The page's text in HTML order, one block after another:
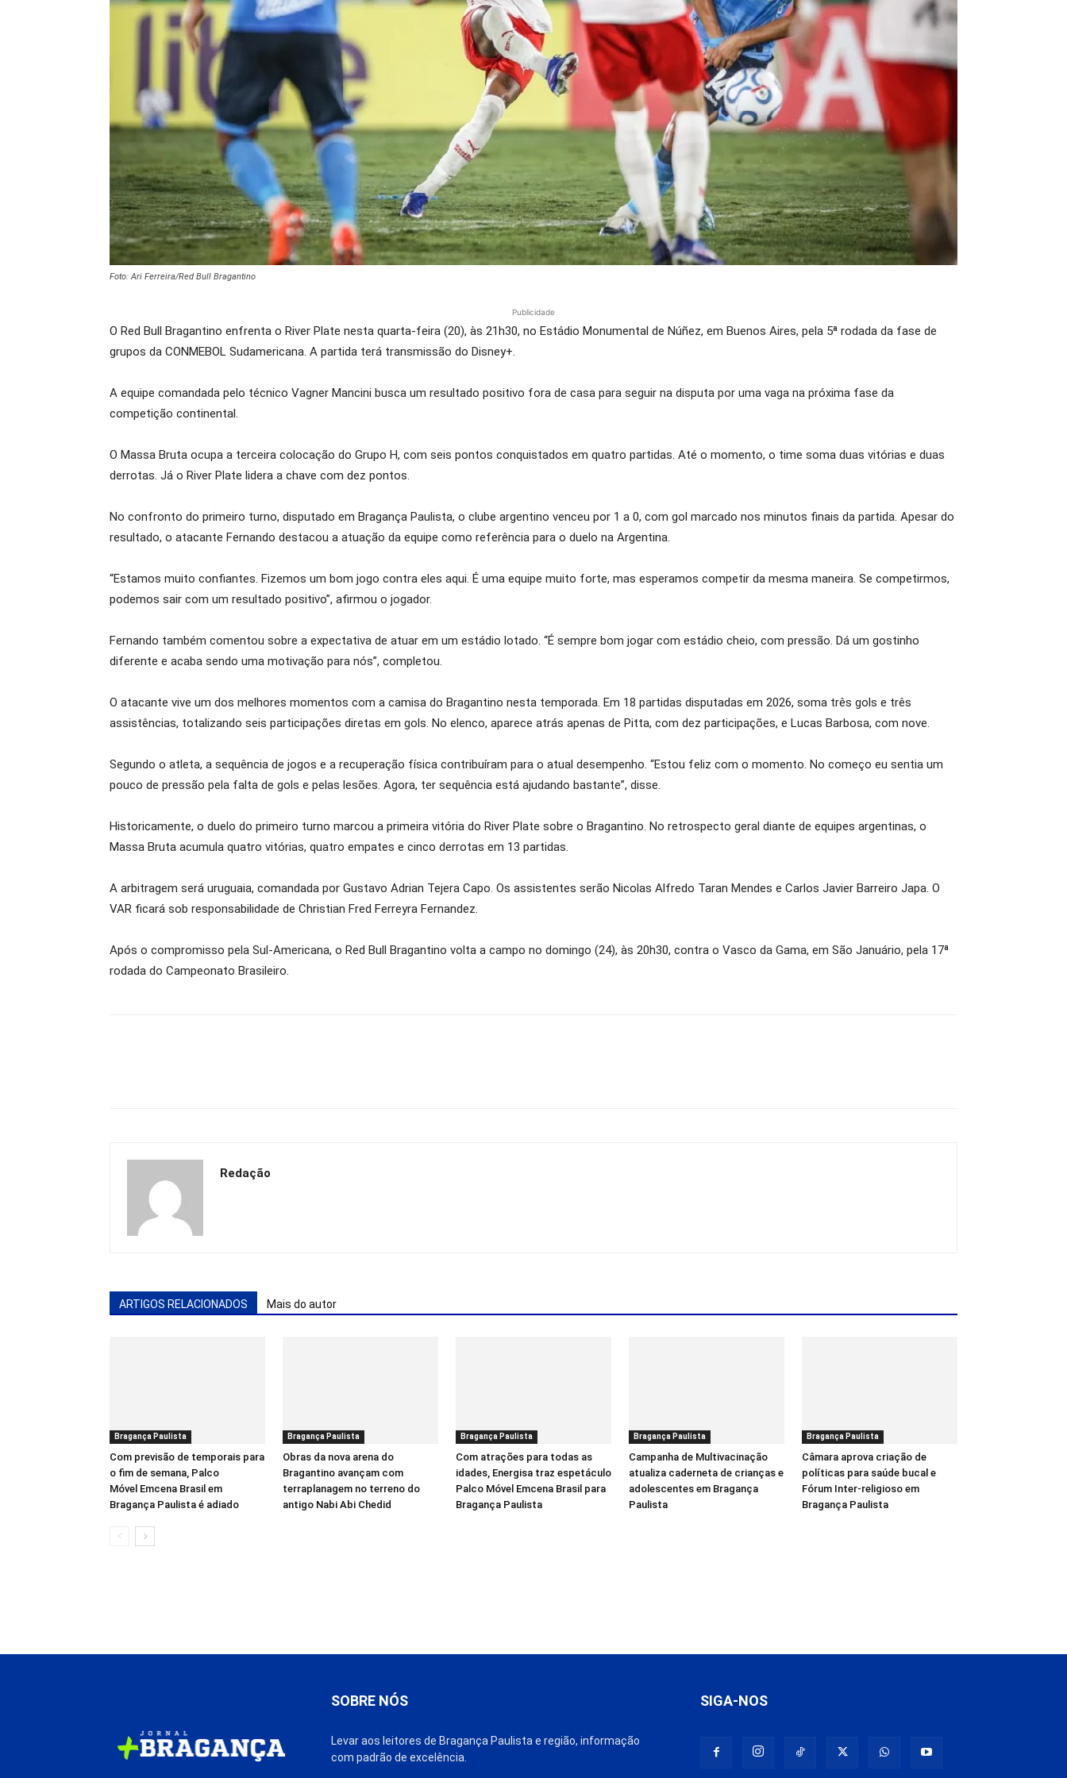
Foto: Ari Ferreira/Red Bull Bragantino
Publicidade
O Red Bull Bragantino enfrenta o River Plate nesta quarta-feira (20), às 21h30, no Estádio Monumental de Núñez, em Buenos Aires, pela 5ª rodada da fase de
grupos da CONMEBOL Sudamericana. A partida terá transmissão do Disney+.
A equipe comandada pelo técnico Vagner Mancini busca um resultado positivo fora de casa para seguir na disputa por uma vaga na próxima fase da
competição continental.
O Massa Bruta ocupa a terceira colocação do Grupo H, com seis pontos conquistados em quatro partidas. Até o momento, o time soma duas vitórias e duas
derrotas. Já o River Plate lidera a chave com dez pontos.
No confronto do primeiro turno, disputado em Bragança Paulista, o clube argentino venceu por 1 a 0, com gol marcado nos minutos finais da partida. Apesar do
resultado, o atacante Fernando destacou a atuação da equipe como referência para o duelo na Argentina.
“Estamos muito confiantes. Fizemos um bom jogo contra eles aqui. É uma equipe muito forte, mas esperamos competir da mesma maneira. Se competirmos,
podemos sair com um resultado positivo”, afirmou o jogador.
Fernando também comentou sobre a expectativa de atuar em um estádio lotado. “É sempre bom jogar com estádio cheio, com pressão. Dá um gostinho
diferente e acaba sendo uma motivação para nós”, completou.
O atacante vive um dos melhores momentos com a camisa do Bragantino nesta temporada. Em 18 partidas disputadas em 2026, soma três gols e três
assistências, totalizando seis participações diretas em gols. No elenco, aparece atrás apenas de Pitta, com dez participações, e Lucas Barbosa, com nove.
Segundo o atleta, a sequência de jogos e a recuperação física contribuíram para o atual desempenho. “Estou feliz com o momento. No começo eu sentia um
pouco de pressão pela falta de gols e pelas lesões. Agora, ter sequência está ajudando bastante”, disse.
Historicamente, o duelo do primeiro turno marcou a primeira vitória do River Plate sobre o Bragantino. No retrospecto geral diante de equipes argentinas, o
Massa Bruta acumula quatro vitórias, quatro empates e cinco derrotas em 13 partidas.
A arbitragem será uruguaia, comandada por Gustavo Adrian Tejera Capo. Os assistentes serão Nicolas Alfredo Taran Mendes e Carlos Javier Barreiro Japa. O
VAR ficará sob responsabilidade de Christian Fred Ferreyra Fernandez.
Após o compromisso pela Sul-Americana, o Red Bull Bragantino volta a campo no domingo (24), às 20h30, contra o Vasco da Gama, em São Januário, pela 17ª
rodada do Campeonato Brasileiro.
Redação
ARTIGOS RELACIONADOS Mais do autor
Bragança Paulista
Com previsão de temporais para
o fim de semana, Palco
Móvel Emcena Brasil em
Bragança Paulista é adiado
Bragança Paulista
Obras da nova arena do
Bragantino avançam com
terraplanagem no terreno do
antigo Nabi Abi Chedid
Bragança Paulista
Com atrações para todas as
idades, Energisa traz espetáculo
Palco Móvel Emcena Brasil para
Bragança Paulista
Bragança Paulista
Campanha de Multivacinação
atualiza caderneta de crianças e
adolescentes em Bragança
Paulista
Bragança Paulista
Câmara aprova criação de
políticas para saúde bucal e
Fórum Inter-religioso em
Bragança Paulista
SOBRE NÓS
Levar aos leitores de Bragança Paulista e região, informação
com padrão de excelência.
SIGA-NOS